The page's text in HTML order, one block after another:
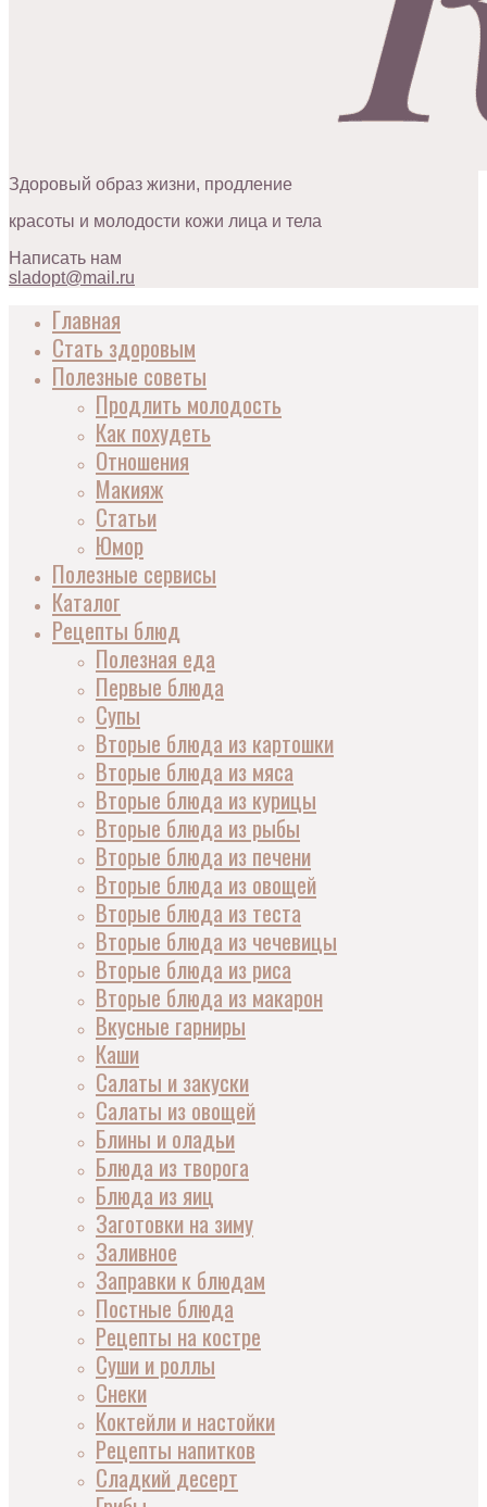
Здоровый образ жизни, продление
красоты и молодости кожи лица и тела
Написать нам
sladopt@mail.ru
Главная
Стать здоровым
Полезные советы
Продлить молодость
Как похудеть
Отношения
Макияж
Статьи
Юмор
Полезные сервисы
Каталог
Рецепты блюд
Полезная еда
Первые блюда
Супы
Вторые блюда из картошки
Вторые блюда из мяса
Вторые блюда из курицы
Вторые блюда из рыбы
Вторые блюда из печени
Вторые блюда из овощей
Вторые блюда из теста
Вторые блюда из чечевицы
Вторые блюда из риса
Вторые блюда из макарон
Вкусные гарниры
Каши
Салаты и закуски
Салаты из овощей
Блины и оладьи
Блюда из творога
Блюда из яиц
Заготовки на зиму
Заливное
Заправки к блюдам
Постные блюда
Рецепты на костре
Суши и роллы
Снеки
Коктейли и настойки
Рецепты напитков
Сладкий десерт